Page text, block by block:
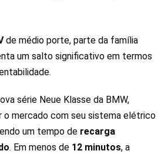
de médio porte, parte da família
um salto significativo em termos
série Neue Klasse da BMW,
o mercado com seu sistema elétrico
um tempo de recarga
. Em menos de 12 minutos, a